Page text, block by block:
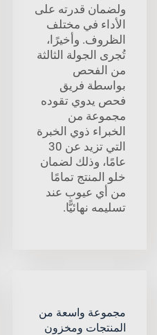
ولضمان قدرته على
الأداء في مختلف
الظروف. وأخيرًا،
تُجرى الجولة الثالثة
من الفحص
بواسطة فريق
فحص يدوي تقوده
مجموعة من
الخبراء ذوي الخبرة
التي تزيد عن 30
عامًا، وذلك لضمان
خلو المنتج تمامًا
من أي عيوب عند
تسليمه نهائيًّا.
مجموعة واسعة من
المنتجات ومخزون